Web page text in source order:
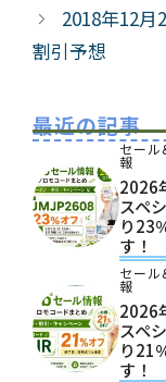
2018年12
割引予想
最近の記事
セー
報
2026
スペ
り23
す！
セー
報
2026
スペ
り21
す！